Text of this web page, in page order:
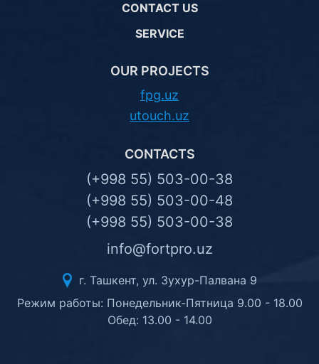
CONTACT US
SERVICE
OUR PROJECTS
fpg.uz
utouch.uz
CONTACTS
(+998 55) 503-00-38
(+998 55) 503-00-48
(+998 55) 503-00-38
info@fortpro.uz
г. Ташкент, ул. Зухур-Палвана 9
Режим работы: Понедельник-Пятница 9.00 - 18.00
Обед: 13.00 - 14.00